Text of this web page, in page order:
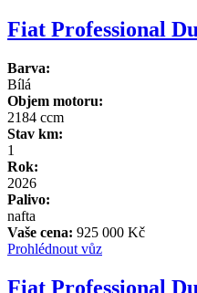
Fiat Professional
Barva:
Bílá
Objem motoru:
2184 ccm
Stav km:
1
Rok:
2026
Palivo:
nafta
Vaše cena: 925 000 Kč
Prohlédnout vůz
Fiat Professional